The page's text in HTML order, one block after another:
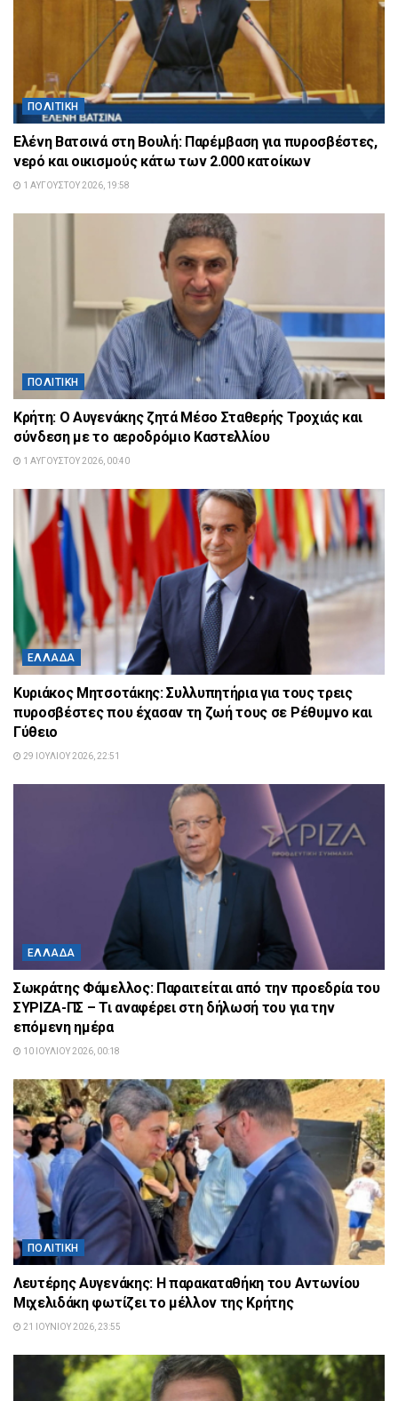
ΠΟΛΙΤΙΚΉ
Ελένη Βατσινά στη Βουλή: Παρέμβαση για πυροσβέστες,
νερό και οικισμούς κάτω των 2.000 κατοίκων
1 ΑΥΓΟΎΣΤΟΥ 2026, 19:58
ΠΟΛΙΤΙΚΉ
Κρήτη: Ο Αυγενάκης ζητά Μέσο Σταθερής Τροχιάς και
σύνδεση με το αεροδρόμιο Καστελλίου
1 ΑΥΓΟΎΣΤΟΥ 2026, 00:40
ΕΛΛΆΔΑ
Κυριάκος Μητσοτάκης: Συλλυπητήρια για τους τρεις
πυροσβέστες που έχασαν τη ζωή τους σε Ρέθυμνο και
Γύθειο
29 ΙΟΥΛΊΟΥ 2026, 22:51
ΕΛΛΆΔΑ
Σωκράτης Φάμελλος: Παραιτείται από την προεδρία του
ΣΥΡΙΖΑ-ΠΣ – Τι αναφέρει στη δήλωσή του για την
επόμενη ημέρα
10 ΙΟΥΛΊΟΥ 2026, 00:18
ΠΟΛΙΤΙΚΉ
Λευτέρης Αυγενάκης: Η παρακαταθήκη του Αντωνίου
Μιχελιδάκη φωτίζει το μέλλον της Κρήτης
21 ΙΟΥΝΊΟΥ 2026, 23:55